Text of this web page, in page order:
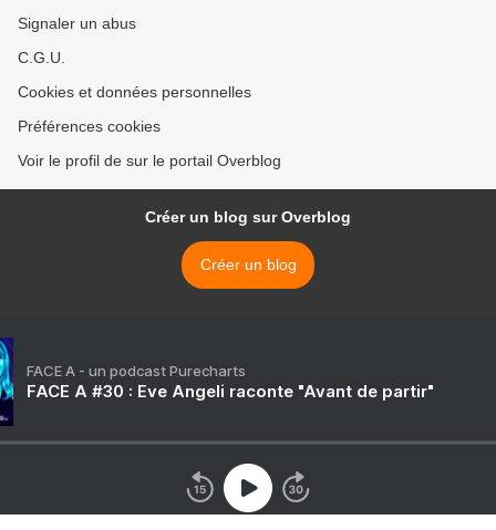
Signaler un abus
C.G.U.
Cookies et données personnelles
Préférences cookies
Voir le profil de sur le portail Overblog
Créer un blog sur Overblog
Créer un blog
FACE A - un podcast Purecharts
FACE A #30 : Eve Angeli raconte "Avant de partir"